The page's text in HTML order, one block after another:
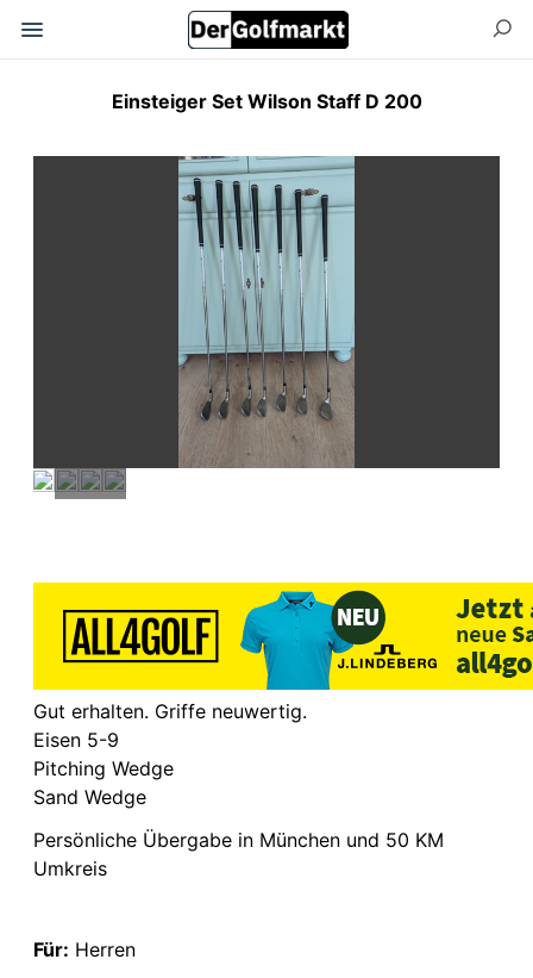
Einsteiger Set Wilson Staff D 200
Gut erhalten. Griffe neuwertig.
Eisen 5-9
Pitching Wedge
Sand Wedge
Persönliche Übergabe in München und 50 KM
Umkreis
Für: Herren